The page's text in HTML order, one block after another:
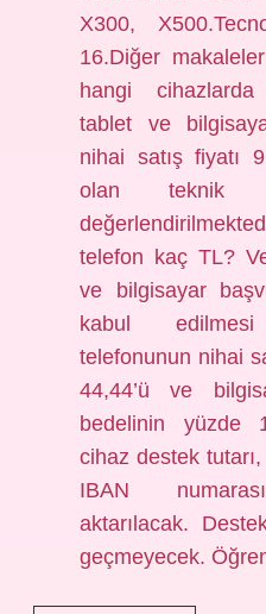
X300,
16.Diğer
hangi
tablet ve
nihai satış fiyatı
olan teknik
telefon kaç TL?
ve bilgisayar
kabul
telefonunun nihai
44,44’ü ve
bedelinin yüzde
cihaz destek
IBAN
aktarılacak.
geçmeyecek.